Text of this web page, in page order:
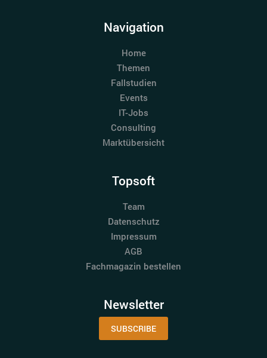
Navigation
Home
Themen
Fallstudien
Events
IT-Jobs
Consulting
Marktübersicht
Topsoft
Team
Datenschutz
Impressum
AGB
Fachmagazin bestellen
Newsletter
SUBSCRIBE